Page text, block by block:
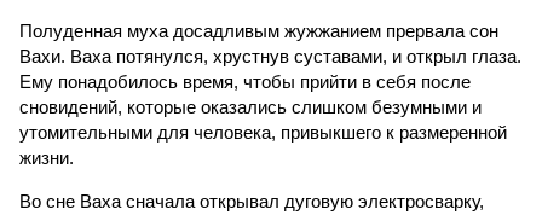
Полуденная муха досадливым жужжанием прервала сон
Вахи. Ваха потянулся, хрустнув суставами, и открыл глаза.
Ему понадобилось время, чтобы прийти в себя после
сновидений, которые оказались слишком безумными и
утомительными для человека, привыкшего к размеренной
жизни.
Во сне Ваха сначала открывал дуговую электросварку,